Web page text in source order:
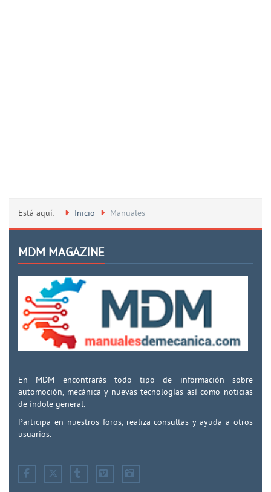
Está aquí: Inicio Manuales
MDM MAGAZINE
En MDM encontrarás todo tipo de información sobre
automoción, mecánica y nuevas tecnologías así como noticias
de índole general.
Participa en nuestros foros, realiza consultas y ayuda a otros
usuarios.